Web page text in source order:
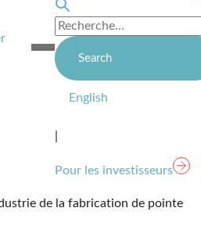
Open
Mobile
English
Pour les investisseurs
de la fabrication de pointe